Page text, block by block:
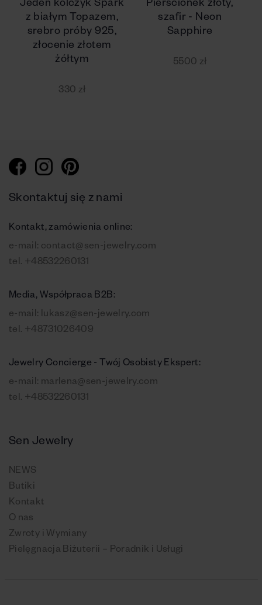
Jeden kolczyk Spark
z białym Topazem,
srebro próby 925,
złocenie złotem
żółtym
330 zł
Pierścionek złoty,
szafir - Neon
Sapphire
5500 zł
Skontaktuj się z nami
Kontakt, zamówienia online:
e-mail: contact@sen-jewelry.com
tel. +48532260131
Media, Współpraca B2B:
e-mail: lukasz@sen-jewelry.com
tel. +48731026409
Jewelry Concierge - Twój Osobisty Ekspert:
e-mail: marlena@sen-jewelry.com
tel. +48532260131
Sen Jewelry
NEWS
Butiki
Kontakt
O nas
Zwroty i Wymiany
Pielęgnacja Biżuterii – Poradnik i Usługi